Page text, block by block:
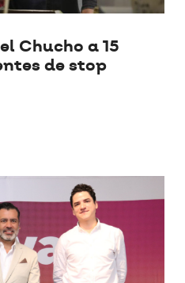
Chucho a 15
de stop